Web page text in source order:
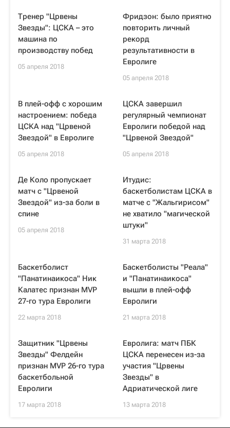
Тренер "Црвены
Звезды": ЦСКА – это
машина по
производству побед
05 апреля 2018
Фридзон: было приятно
повторить личный
рекорд
результативности в
Евролиге
05 апреля 2018
В плей-офф с хорошим
настроением: победа
ЦСКА над "Црвеной
Звездой" в Евролиге
05 апреля 2018
ЦСКА завершил
регулярный чемпионат
Евролиги победой над
"Црвеной Звездой"
05 апреля 2018
Де Коло пропускает
матч с "Црвеной
Звездой" из-за боли в
спине
05 апреля 2018
Итудис:
баскетболистам ЦСКА в
матче с "Жальгирисом"
не хватило "магической
штуки"
31 марта 2018
Баскетболист
"Панатинаикоса" Ник
Калатес признан MVP
27-го тура Евролиги
22 марта 2018
Баскетболисты "Реала"
и "Панатинаикоса"
вышли в плей-офф
Евролиги
21 марта 2018
Защитник "Црвены
Звезды" Фелдейн
признан MVP 26-го тура
баскетбольной
Евролиги
17 марта 2018
Евролига: матч ПБК
ЦСКА перенесен из-за
участия "Црвены
Звезды" в
Адриатической лиге
13 марта 2018